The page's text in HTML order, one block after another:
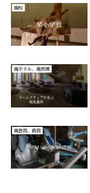
廃校
廃ホテル、廃旅館
廃医院、病院